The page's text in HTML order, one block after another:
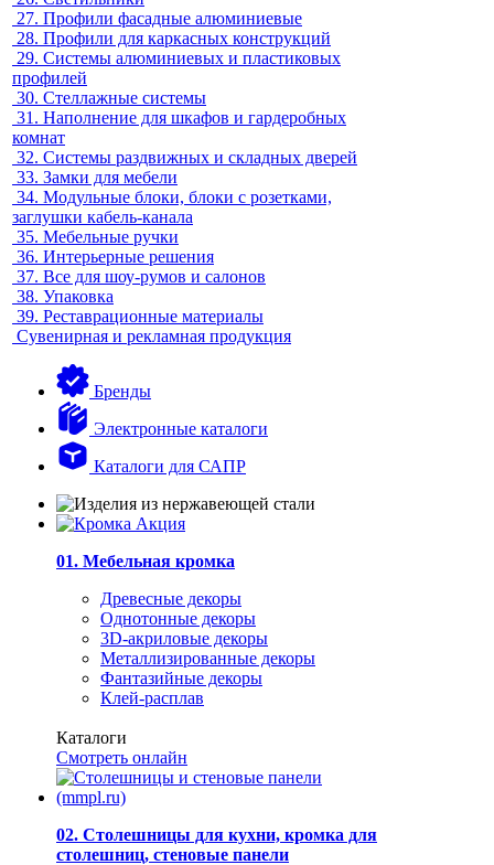
27. Профили фасадные алюминиевые
28. Профили для каркасных конструкций
29. Системы алюминиевых и пластиковых
профилей
30. Стеллажные системы
31. Наполнение для шкафов и гардеробных
комнат
32. Системы раздвижных и складных дверей
33. Замки для мебели
34. Модульные блоки, блоки с розетками,
заглушки кабель-канала
35. Мебельные ручки
36. Интерьерные решения
37. Все для шоу-румов и салонов
38. Упаковка
39. Реставрационные материалы
Сувенирная и рекламная продукция
Бренды
Электронные каталоги
Каталоги для САПР
01. Мебельная кромка
Древесные декоры
Однотонные декоры
3D-акриловые декоры
Металлизированные декоры
Фантазийные декоры
Клей-расплав
Каталоги
Смотреть онлайн
02. Столешницы для кухни, кромка для
столешниц, стеновые панели